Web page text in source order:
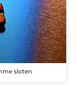
sloten